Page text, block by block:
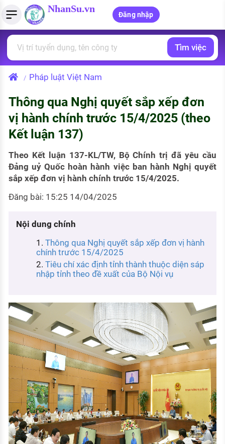
NhanSu.vn
Đăng nhập
Tìm việc làm
Việc làm ngành luật
Việc làm lương cao
Việc làm tốt nhất
CÔNG TY
Danh sách nhà tuyển dụng
Nhà tuyển dụng hàng đầu
Quản lý CV
Tải CV lên
Tạo CV trực tuyến
MẪU CV THEO STYLE
Mẫu CV đơn giản
Mẫu CV hiện đại
Tính lương Gross - Net
Tính thuế thu nhập cá nhân
Tính trợ cấp thất nghiệp
PHÁP LUẬT VIỆT NAM
Văn bản pháp luật
PHÁP LUẬT LAO ĐỘNG
Lao động và tiền lương
Thuế thu nhập
Hồ sơ biểu mẫu
Tử vi nghề nghiệp
Kỹ năng nghề nghiệp
Đặc trưng từng nghề
Xu hướng việc làm
XÂY DỰNG VÀ PHÁT TRIỂN ĐỘI NGŨ
NHÂN SỰ
TUYỂN DỤNG VIỆC LÀM
Tìm việc
/ Pháp luật Việt Nam
Thông qua Nghị quyết sắp xếp đơn
vị hành chính trước 15/4/2025 (theo
Kết luận 137)
Theo Kết luận 137-KL/TW, Bộ Chính trị đã yêu cầu
Đảng uỷ Quốc hoàn hành việc ban hành Nghị quyết
sắp xếp đơn vị hành chính trước 15/4/2025.
Đăng bài: 15:25 14/04/2025
Nội dung chính
Thông qua Nghị quyết sắp xếp đơn vị hành
chính trước 15/4/2025
Tiêu chí xác định tỉnh thành thuộc diện sáp
nhập tỉnh theo đề xuất của Bộ Nội vụ